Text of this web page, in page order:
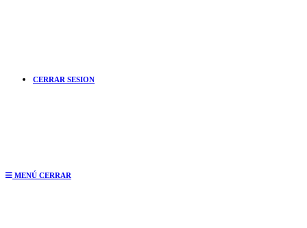
CERRAR SESION
MENÚ CERRAR